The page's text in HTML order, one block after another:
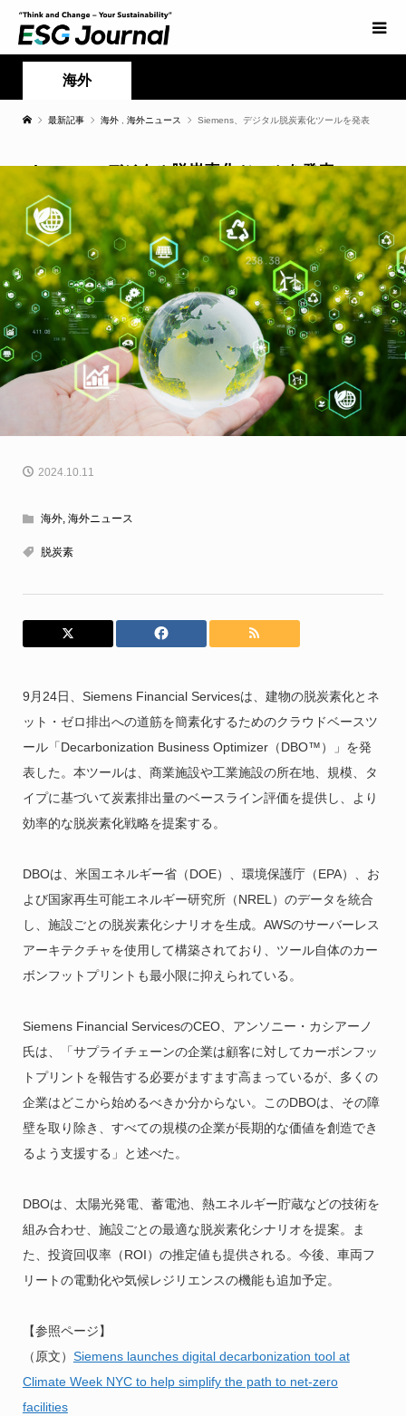
海外
最新記事 海外 海外ニュース Siemens、デジタル脱炭素化ツールを発表
Siemens、デジタル脱炭素化ツールを発表
2024.10.11
海外, 海外ニュース
脱炭素
9月24日、Siemens Financial Servicesは、建物の脱炭素化とネ
ット・ゼロ排出への道筋を簡素化するためのクラウドベースツ
ール「Decarbonization Business Optimizer（DBO™）」を発
表した。本ツールは、商業施設や工業施設の所在地、規模、タ
イプに基づいて炭素排出量のベースライン評価を提供し、より
効率的な脱炭素化戦略を提案する。
DBOは、米国エネルギー省（DOE）、環境保護庁（EPA）、お
よび国家再生可能エネルギー研究所（NREL）のデータを統合
し、施設ごとの脱炭素化シナリオを生成。AWSのサーバーレス
アーキテクチャを使用して構築されており、ツール自体のカー
ボンフットプリントも最小限に抑えられている。
Siemens Financial ServicesのCEO、アンソニー・カシアーノ
氏は、「サプライチェーンの企業は顧客に対してカーボンフッ
トプリントを報告する必要がますます高まっているが、多くの
企業はどこから始めるべきか分からない。このDBOは、その障
壁を取り除き、すべての規模の企業が長期的な価値を創造でき
るよう支援する」と述べた。
DBOは、太陽光発電、蓄電池、熱エネルギー貯蔵などの技術を
組み合わせ、施設ごとの最適な脱炭素化シナリオを提案。ま
た、投資回収率（ROI）の推定値も提供される。今後、車両フ
リートの電動化や気候レジリエンスの機能も追加予定。
【参照ページ】
（原文） Siemens launches digital decarbonization tool at
Climate Week NYC to help simplify the path to net-zero
facilities